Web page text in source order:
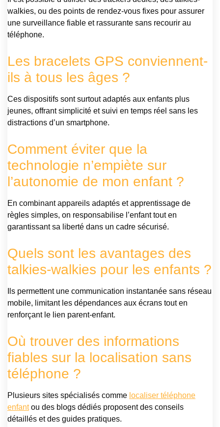
walkies, ou des points de rendez-vous fixes pour assurer
une surveillance fiable et rassurante sans recourir au
téléphone.
Les bracelets GPS conviennent-
ils à tous les âges ?
Ces dispositifs sont surtout adaptés aux enfants plus
jeunes, offrant simplicité et suivi en temps réel sans les
distractions d’un smartphone.
Comment éviter que la
technologie n’empiète sur
l’autonomie de mon enfant ?
En combinant appareils adaptés et apprentissage de
règles simples, on responsabilise l’enfant tout en
garantissant sa liberté dans un cadre sécurisé.
Quels sont les avantages des
talkies-walkies pour les enfants ?
Ils permettent une communication instantanée sans réseau
mobile, limitant les dépendances aux écrans tout en
renforçant le lien parent-enfant.
Où trouver des informations
fiables sur la localisation sans
téléphone ?
Plusieurs sites spécialisés comme localiser téléphone
enfantou des blogs dédiés proposent des conseils
détaillés et des guides pratiques.